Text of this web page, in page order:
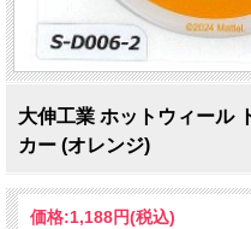
大伸工業 ホットウィール
カー (オレンジ)
価格:1,188円(税込)